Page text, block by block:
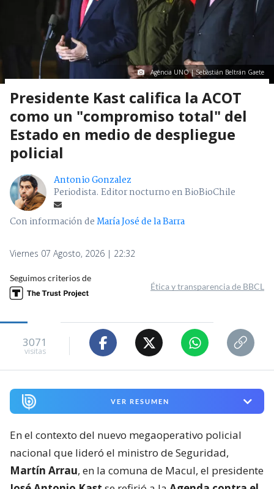
Agencia UNO | Sebastián Beltrán Gaete
Presidente Kast califica la ACOT
como un "compromiso total" del
Estado en medio de despliegue
policial
Antonio Gonzalez
Periodista. Editor nocturno en BioBioChile
Con información deMaría José de la Barra
Viernes 07 Agosto, 2026 | 22:32
Seguimos criterios de
Ética y transparencia de BBCL
3071
visitas
VER RESUMEN
En el contexto del nuevo megaoperativo policial
nacional que lideró el ministro de Seguridad,
Martín Arrau, en la comuna de Macul, el presidente